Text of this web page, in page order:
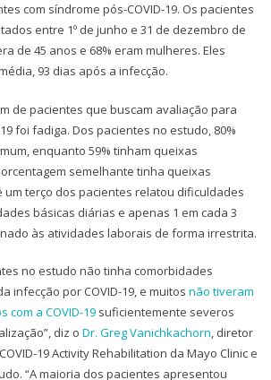
com síndrome pós-COVID-19. Os pacientes
entre 1º de junho e 31 de dezembro de
de 45 anos e 68% eram mulheres. Eles
93 dias após a infecção.
de pacientes que buscam avaliação para
foi fadiga. Dos pacientes no estudo, 80%
enquanto 59% tinham queixas
semelhante tinha queixas
um terço dos pacientes relatou dificuldades
básicas diárias e apenas 1 em cada 3
às atividades laborais de forma irrestrita.
no estudo não tinha comorbidades
infecção por COVID-19, e muitos não tiveram
com a COVID-19 suficientemente severos
diz o Dr. Greg Vanichkachorn, diretor
19 Activity Rehabilitation da Mayo Clinic e
“A maioria dos pacientes apresentou